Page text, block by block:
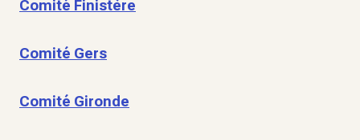
Comité Finistère
Comité Gers
Comité Gironde